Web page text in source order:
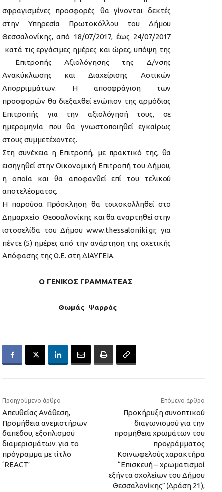
σφραγισμένες προσφορές θα γίνονται δεκτές
στην Υπηρεσία Πρωτοκόλλου του Δήμου
Θεσσαλονίκης, από 18/07/2017, έως 24/07/2017
κατά τις εργάσιμες ημέρες και ώρες, υπόψη της
Επιτροπής Αξιολόγησης της Δ/νσης
Ανακύκλωσης και Διαχείρισης Αστικών
Απορριμμάτων. Η αποσφράγιση των
προσφορών θα διεξαχθεί ενώπιον της αρμόδιας
Επιτροπής για την αξιολόγησή τους, σε
ημερομηνία που θα γνωστοποιηθεί εγκαίρως
στους συμμετέχοντες.
Στη συνέχεια η Επιτροπή, με πρακτικό της, θα
εισηγηθεί στην Οικονομική Επιτροπή του Δήμου,
η οποία και θα αποφανθεί επί του τελικού
αποτελέσματος.
Η παρούσα Πρόσκληση θα τοιχοκολληθεί στο
Δημαρχείο Θεσσαλονίκης και θα αναρτηθεί στην
ιστοσελίδα του Δήμου www.thessaloniki.gr, για
πέντε (5) ημέρες από την ανάρτηση της σχετικής
Απόφασης της Ο.Ε. στη ΔΙΑΥΓΕΙΑ.
O ΓΕΝΙΚΟΣ ΓΡΑΜΜΑΤΕΑΣ
Θωμάς Ψαρράς
Προηγούμενο άρθρο
Απευθείας Ανάθεση,
Προμήθεια ανεμιστήρων
δαπέδου, εξοπλισμού
διαμερισμάτων, για το
πρόγραμμα με τίτλο
‘REACT’
Επόμενο άρθρο
Προκήρυξη συνοπτικού
διαγωνισμού για την
προμήθεια χρωμάτων του
προγράμματος
Κοινωφελούς χαρακτήρα
“Επισκευή – χρωματισμοί
εξήντα σχολείων του Δήμου
Θεσσαλονίκης” (Δράση 21),